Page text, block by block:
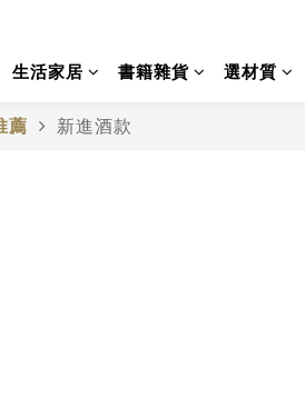
生活家居 書籍雜貨 選材質
薦 新進酒款